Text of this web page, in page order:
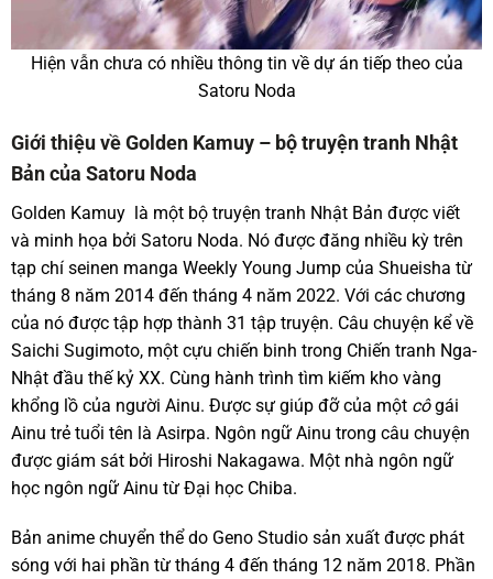
Hiện vẫn chưa có nhiều thông tin về dự án tiếp theo của
Satoru Noda
Giới thiệu về Golden Kamuy – bộ truyện tranh Nhật
Bản của Satoru Noda
Golden Kamuy là một bộ truyện tranh Nhật Bản được viết
và minh họa bởi Satoru Noda. Nó được đăng nhiều kỳ trên
tạp chí seinen manga Weekly Young Jump của Shueisha từ
tháng 8 năm 2014 đến tháng 4 năm 2022. Với các chương
của nó được tập hợp thành 31 tập truyện. Câu chuyện kể về
Saichi Sugimoto, một cựu chiến binh trong Chiến tranh Nga-
Nhật đầu thế kỷ XX. Cùng hành trình tìm kiếm kho vàng
khổng lồ của người Ainu. Được sự giúp đỡ của một côgái
Ainu trẻ tuổi tên là Asirpa. Ngôn ngữ Ainu trong câu chuyện
được giám sát bởi Hiroshi Nakagawa. Một nhà ngôn ngữ
học ngôn ngữ Ainu từ Đại học Chiba.
Bản anime chuyển thể do Geno Studio sản xuất được phát
sóng với hai phần từ tháng 4 đến tháng 12 năm 2018. Phần